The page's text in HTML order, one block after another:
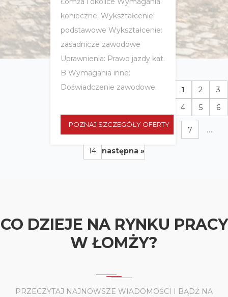
konieczne: Wykształcenie:
podstawowe Wykształcenie:
zasadnicze zawodowe
Uprawnienia: Prawo jazdy kat.
B Wymagania inne:
Doświadczenie zawodowe.
POZNAJ SZCZEGÓŁY OFERTY
1 2
3
4
5 6
7 ...
14 następna »
CO DZIEJE NA RYNKU PRACY
W ŁOMŻY?
PRZECZYTAJ NAJNOWSZE WIADOMOŚCI I BĄDŹ NA